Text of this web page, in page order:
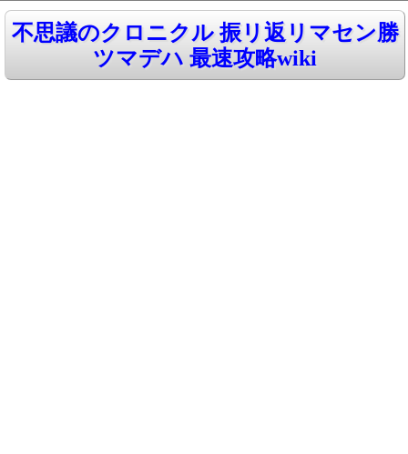
不思議のクロニクル 振リ返リマセン勝
ツマデハ 最速攻略wiki